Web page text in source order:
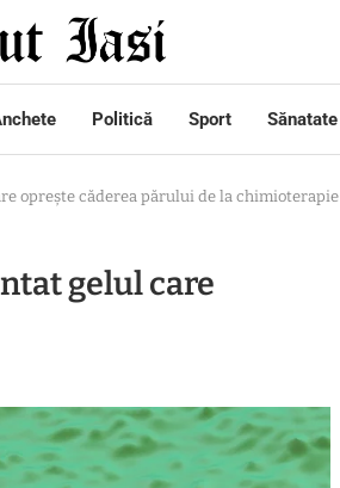
Politică Sport Sănatate
oprește căderea părului de la chimioterapie
gelul care